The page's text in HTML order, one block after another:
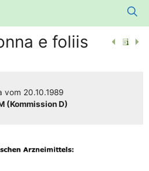
e foliis
vom 20.10.1989
(Kom­mis­si­on D)